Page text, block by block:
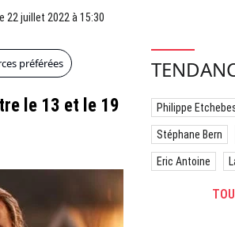
22 juillet 2022 à 15:30
préférées
le 13 et le 19
Philippe
Stéphane Bern
Eric Antoine